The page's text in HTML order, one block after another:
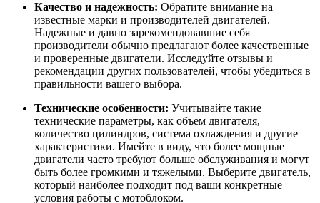
Качество и надежность: Обратите внимание на
известные марки и производителей двигателей.
Надежные и давно зарекомендовавшие себя
производители обычно предлагают более качественные
и проверенные двигатели. Исследуйте отзывы и
рекомендации других пользователей, чтобы убедиться в
правильности вашего выбора.
Технические особенности: Учитывайте такие
технические параметры, как объем двигателя,
количество цилиндров, система охлаждения и другие
характеристики. Имейте в виду, что более мощные
двигатели часто требуют больше обслуживания и могут
быть более громкими и тяжелыми. Выберите двигатель,
который наиболее подходит под ваши конкретные
условия работы с мотоблоком.